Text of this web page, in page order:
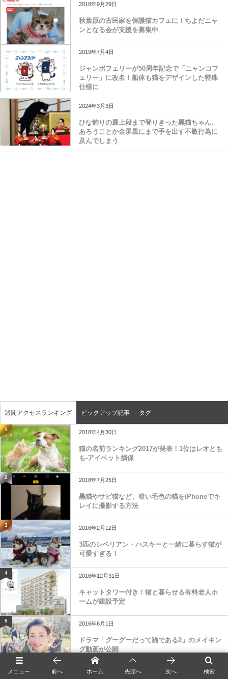
2018年9月29日
秋葉原の古民家を保護猫カフェに！ちよだニャ
ンとなる会が支援を募集中
2019年7月4日
ジャンボフェリーが50周年記念で「ニャンコフ
ェリー」に改名！船体も猫をデザインした特殊
仕様に
2024年3月3日
ひな飾りの最上段まで登りきった黒猫ちゃん、
あろうことか金屏風にまで手を出す不敬行為に
及んでしまう
週間アクセスランキング ピックアップ記事 タグ
1 2018年4月30日
猫の名前ランキング2017が発表！1位はレオとも
も-アイペット損保
2 2018年7月25日
黒猫やサビ猫など、暗い毛色の猫をiPhoneでキ
レイに撮影する方法
3 2016年2月12日
3匹のシベリアン・ハスキーと一緒に暮らす猫が
可愛すぎる！
4 2016年12月31日
キャットタワー付き！猫と暮らせる有料老人ホ
ームが建設予定
5 2016年6月1日
ドラマ「グーグーだって猫である2」のメイキン
グ動画が公開
2018年8月5日
メニュー 検索
前へ ホーム 先頭へ 次へ